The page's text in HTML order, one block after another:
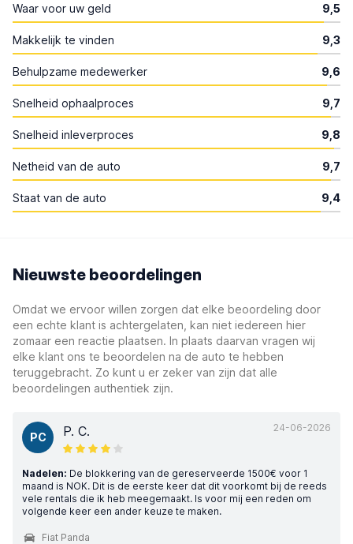
Waar voor uw geld 9,5
Makkelijk te vinden 9,3
Behulpzame medewerker 9,6
Snelheid ophaalproces 9,7
Snelheid inleverproces 9,8
Netheid van de auto 9,7
Staat van de auto 9,4
Nieuwste beoordelingen
Omdat we ervoor willen zorgen dat elke beoordeling door
een echte klant is achtergelaten, kan niet iedereen hier
zomaar een reactie plaatsen. In plaats daarvan vragen wij
elke klant ons te beoordelen na de auto te hebben
teruggebracht. Zo kunt u er zeker van zijn dat alle
beoordelingen authentiek zijn.
24-06-2026
PC P. C.
Nadelen: De blokkering van de gereserveerde 1500€ voor 1
maand is NOK. Dit is de eerste keer dat dit voorkomt bij de reeds
vele rentals die ik heb meegemaakt. Is voor mij een reden om
volgende keer een ander keuze te maken.
Fiat Panda